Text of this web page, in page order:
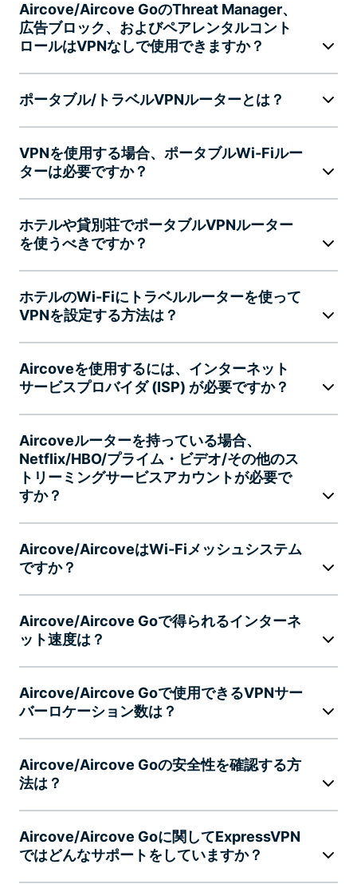
Aircove/Aircove GoのThreat Manager、
広告ブロック、およびペアレンタルコント
ロールはVPNなしで使用できますか？
ポータブル/トラベルVPNルーターとは？
VPNを使用する場合、ポータブルWi-Fiルー
ターは必要ですか？
ホテルや貸別荘でポータブルVPNルーター
を使うべきですか？
ホテルのWi-Fiにトラベルルーターを使って
VPNを設定する方法は？
Aircoveを使用するには、インターネット
サービスプロバイダ (ISP) が必要ですか？
Aircoveルーターを持っている場合、
Netflix/HBO/プライム・ビデオ/その他のス
トリーミングサービスアカウントが必要で
すか？
Aircove/AircoveはWi-Fiメッシュシステム
ですか？
Aircove/Aircove Goで得られるインターネ
ット速度は？
Aircove/Aircove Goで使用できるVPNサー
バーロケーション数は？
Aircove/Aircove Goの安全性を確認する方
法は？
Aircove/Aircove Goに関してExpressVPN
ではどんなサポートをしていますか？